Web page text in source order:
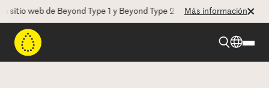
web de Beyond Type 1 y Beyond Type 2! La CEO Deborah Dugan nos
Más información